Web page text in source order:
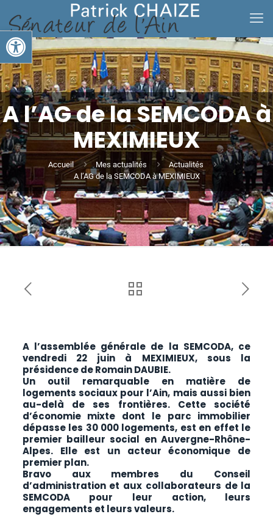
Ouvrir la barre d’outils
A l’AG de la SEMCODA à
MEXIMIEUX
Accueil Mes actualités
Actualités
A l’AG de la SEMCODA à MEXIMIEUX
A l’assemblée générale de la SEMCODA, ce
vendredi 22 juin à MEXIMIEUX, sous la
présidence de Romain DAUBIE.
Un outil remarquable en matière de
logements sociaux pour l’Ain, mais aussi bien
au-delà de ses frontières. Cette société
d’économie mixte dont le parc immobilier
dépasse les 30 000 logements, est en effet le
premier bailleur social en Auvergne-Rhône-
Alpes. Elle est un acteur économique de
premier plan.
Bravo aux membres du Conseil
d’administration et aux collaborateurs de la
SEMCODA pour leur action, leurs
engagements et leurs valeurs.